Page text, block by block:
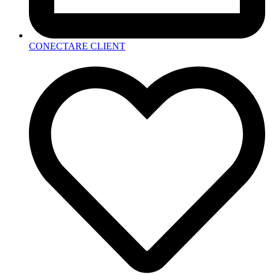
CONECTARE CLIENT